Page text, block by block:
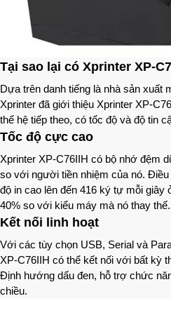
Tại sao lại có Xprinter XP-
Dựa trên danh tiếng là nhà sản xuất
Xprinter đã giới thiệu Xprinter XP-
thế hệ tiếp theo, có tốc độ và độ tin
Tốc độ cực cao
Xprinter XP-C76IIH có bộ nhớ đệm
so với người tiền nhiệm của nó.
độ in cao lên đến 416 ký tự mỗi giây
40% so với kiểu máy mà nó thay thế.
Kết nối linh hoạt
Với các tùy chọn USB, Serial và
XP-C76IIH có thể kết nối với bất kỳ
Định hướng dấu đen, hỗ trợ chức
chiều.